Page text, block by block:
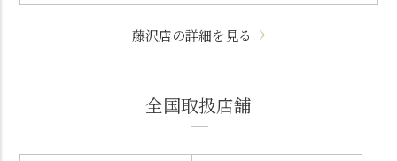
藤沢店の詳細を見る
全国取扱店舗